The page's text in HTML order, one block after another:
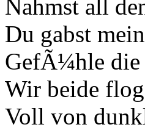
Nahmst all
Du gabst
GefÃ¼hle die
Wir beide
Voll von